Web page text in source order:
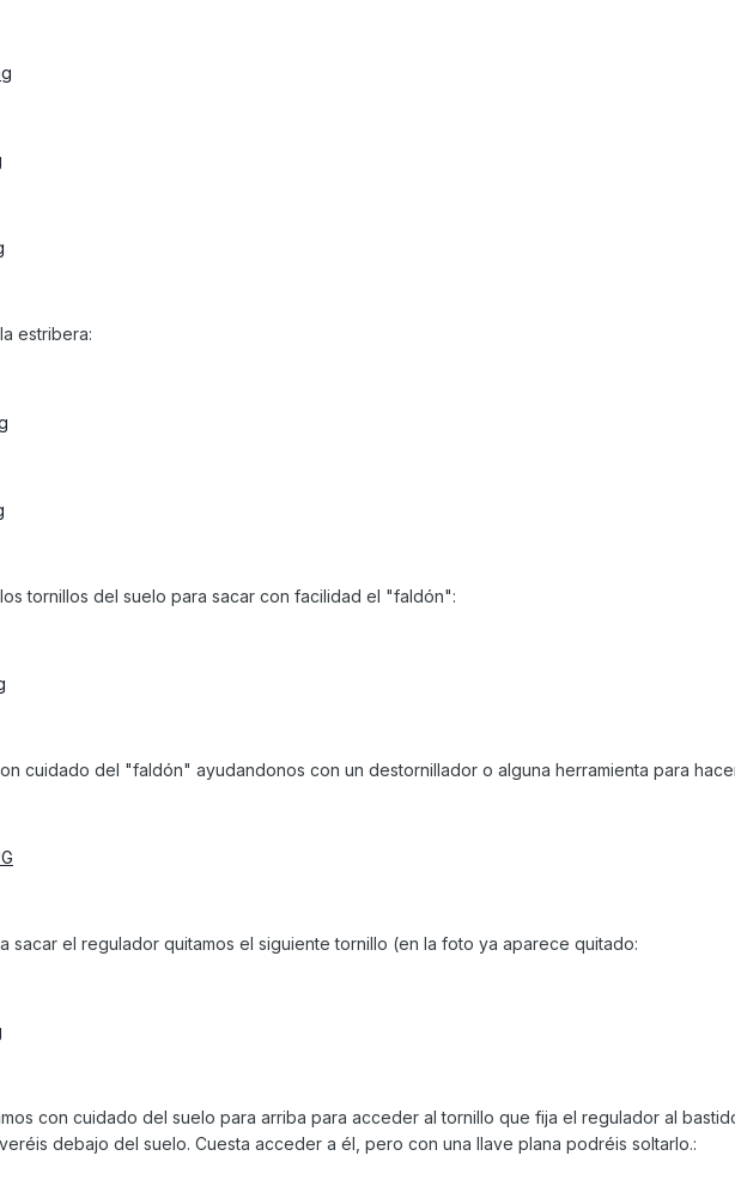
estribera:
tornillos del suelo para sacar con facilidad el "faldón":
cuidado del "faldón" ayudandonos con un destornillador o alguna herramienta para
sacar el regulador quitamos el siguiente tornillo (en la foto ya aparece quitado:
con cuidado del suelo para arriba para acceder al tornillo que fija el regulador al
debajo del suelo. Cuesta acceder a él, pero con una llave plana podréis soltarlo.: